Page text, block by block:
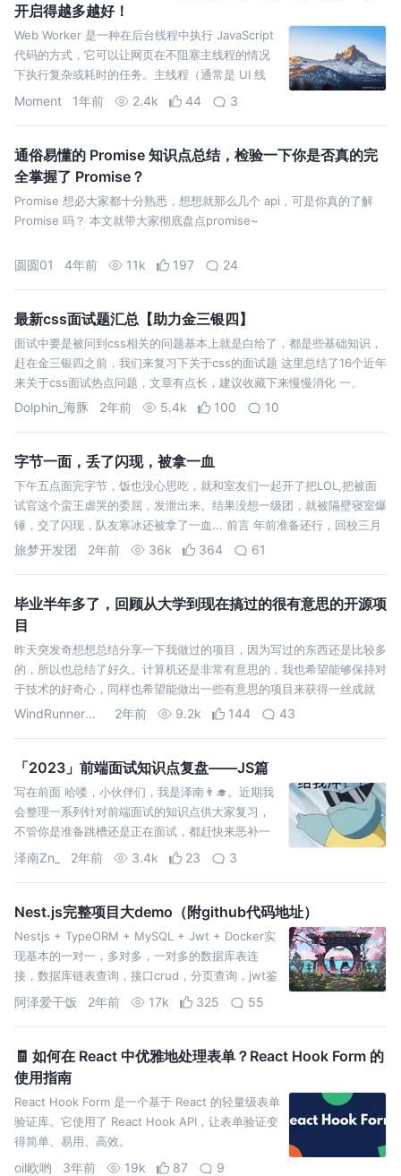
开启得越多越好！
Web Worker 是一种在后台线程中执行 JavaScript
代码的方式，它可以让网页在不阻塞主线程的情况
下执行复杂或耗时的任务。主线程（通常是 UI 线
程）负责用户交互和界面更新，而 Web
Moment 1年前 2.4k 44 3
通俗易懂的 Promise 知识点总结，检验一下你是否真的完
全掌握了 Promise？
Promise 想必大家都十分熟悉，想想就那么几个 api，可是你真的了解
Promise 吗？ 本文就带大家彻底盘点promise~
圆圆01 4年前 11k 197 24
最新css面试题汇总【助力金三银四】
面试中要是被问到css相关的问题基本上就是白给了，都是些基础知识，
赶在金三银四之前，我们来复习下关于css的面试题 这里总结了16个近年
来关于css面试热点问题，文章有点长，建议收藏下来慢慢消化 一、
Dolphin_海豚 2年前 5.4k 100 10
字节一面，丢了闪现，被拿一血
下午五点面完字节，饭也没心思吃，就和室友们一起开了把LOL,把被面
试官这个蛮王虐哭的委屈，发泄出来。结果没想一级团，就被隔壁寝室爆
锤，交了闪现，队友寒冰还被拿了一血... 前言 年前准备还行，回校三月
旅梦开发团 2年前 36k 364 61
毕业半年多了，回顾从大学到现在搞过的很有意思的开源项
目
昨天突发奇想想总结分享一下我做过的项目，因为写过的东西还是比较多
的，所以也总结了好久。计算机还是非常有意思的，我也希望能够保持对
于技术的好奇心，同样也希望能做出一些有意思的项目来获得一丝成就
感。
WindRunnerMax 2年前 9.2k 144 43
「2023」前端面试知识点复盘——JS篇
写在前面 哈喽，小伙伴们，我是泽南👨‍🎓。近期我
会整理一系列针对前端面试的知识点供大家复习，
不管你是准备跳槽还是正在面试，都赶快来恶补一
下~ 本系列文章主要以知识总结为主，不是面试题
泽南Zn_ 2年前 3.4k 23 3
Nest.js完整项目大demo（附github代码地址）
Nestjs + TypeORM + MySQL + Jwt + Docker实
现基本的一对一，多对多，一对多的数据库表连
接，数据库链表查询，接口crud，分页查询，jwt鉴
权，密码加密处理。
阿泽爱干饭 2年前 17k 325 55
🧾 如何在 React 中优雅地处理表单？React Hook Form 的
使用指南
React Hook Form 是一个基于 React 的轻量级表单
验证库。它使用了 React Hook API，让表单验证变
得简单、易用、高效。
oil欧哟 3年前 19k 87 9